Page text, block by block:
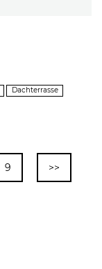
Dachterrasse
9 >>